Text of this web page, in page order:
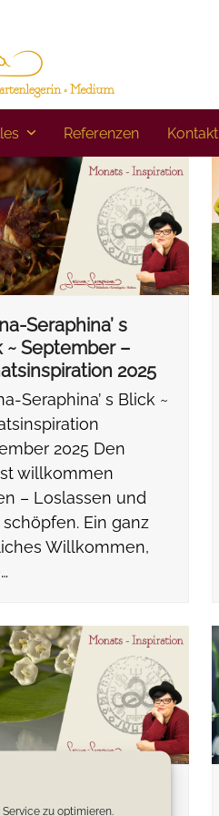
zu optimieren.
Referenzen Kontakt
Seraphina’ s
~ September –
2025
Seraphina’ s Blick ~
2025 Den
willkommen
– Loslassen und
schöpfen. Ein ganz
Willkommen,